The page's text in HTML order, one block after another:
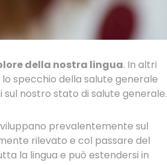
della nostra lingua. In altri
specchio della salute generale
sul nostro stato di salute generale.
prevalentemente sul
rilevato e col passare del
la lingua e può estendersi in